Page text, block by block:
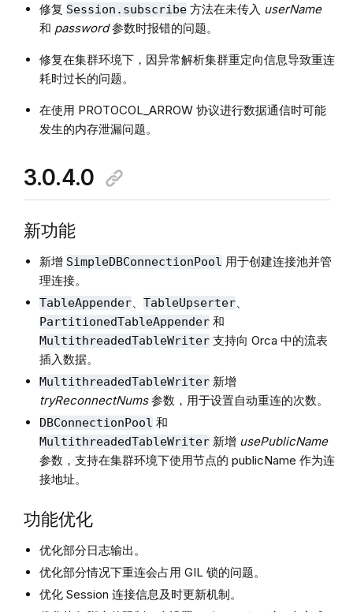
修复 Session.subscribe方法在未传入 userName
和 password参数时报错的问题。
修复在集群环境下，因异常解析集群重定向信息导致重连
耗时过长的问题。
在使用 PROTOCOL_ARROW 协议进行数据通信时可能
发生的内存泄漏问题。
3.0.4.0
新功能
新增 SimpleDBConnectionPool 用于创建连接池并管
理连接。
TableAppender、 TableUpserter、
PartitionedTableAppender和
MultithreadedTableWriter支持向 Orca 中的流表
插入数据。
MultithreadedTableWriter新增
tryReconnectNums参数，用于设置自动重连的次数。
DBConnectionPool 和
MultithreadedTableWriter新增 usePublicName
参数，支持在集群环境下使用节点的 publicName 作为连
接地址。
功能优化
优化部分日志输出。
优化部分情况下重连会占用 GIL 锁的问题。
优化 Session 连接信息及时更新机制。